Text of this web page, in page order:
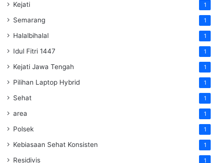
Kejati 1
Semarang 1
Halalbihalal 1
Idul Fitri 1447 1
Kejati Jawa Tengah 1
Pilihan Laptop Hybrid 1
Sehat 1
area 1
Polsek 1
Kebiasaan Sehat Konsisten 1
Residivis 1